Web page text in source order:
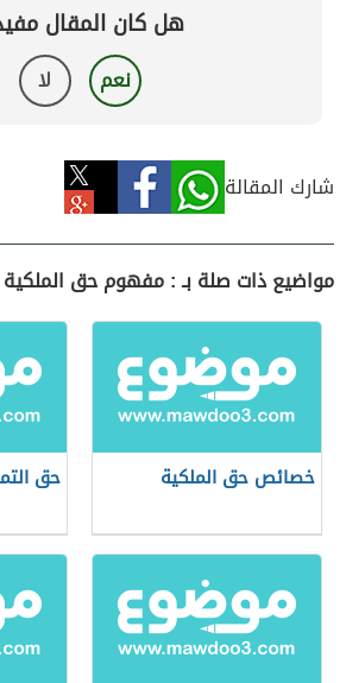
هل كان المقال
نعم لا
شارك المقالة
مواضيع ذات صلة بـ : مفهوم حق الملكية
خصائص حق الملكية حق